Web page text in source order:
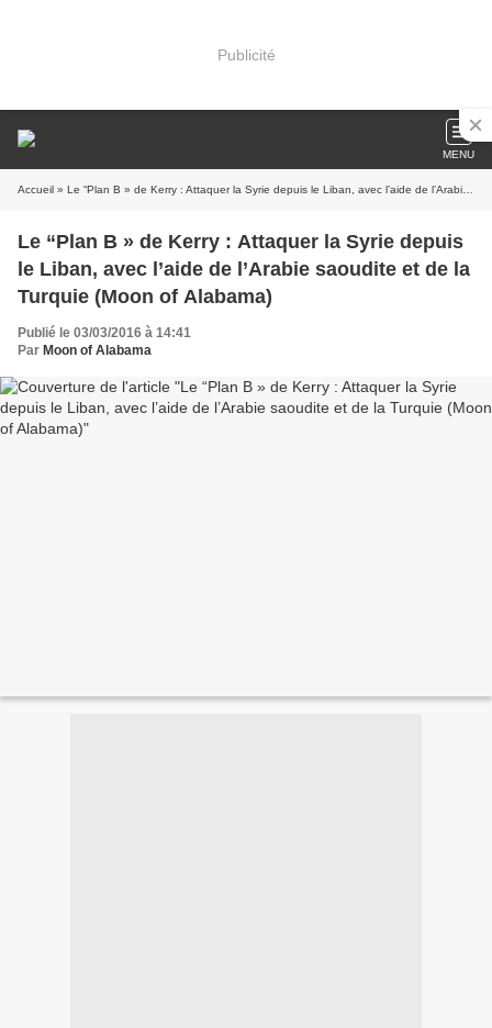
Publicité
MENU
Accueil » Le “Plan B » de Kerry : Attaquer la Syrie depuis le Liban, avec l’aide de l’Arabie saoudite et de la Turquie (Moon of Alabama)
Le “Plan B » de Kerry : Attaquer la Syrie depuis
le Liban, avec l’aide de l’Arabie saoudite et de la
Turquie (Moon of Alabama)
Publié le 03/03/2016 à 14:41
Par Moon of Alabama